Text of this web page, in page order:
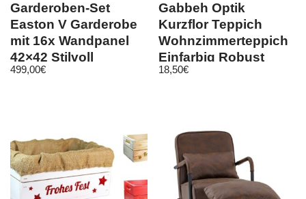
Garderoben-Set
Easton V Garderobe
mit 16x Wandpanel
42×42 Stilvoll
Sitzbank
499,00€
Gabbeh Optik
Kurzflor Teppich
Wohnzimmerteppich
Einfarbig Robust
Mocca Meliert
18,50€